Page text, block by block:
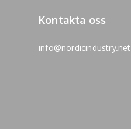
Kontakta oss
info@nordicindustry.net